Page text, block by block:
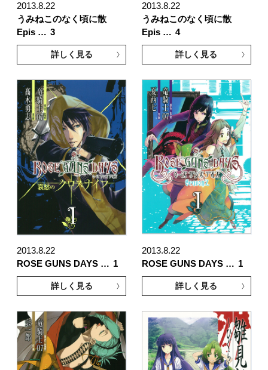
2013.8.22
うみねこのなく頃に散
Epis … 3
詳しく見る
2013.8.22
うみねこのなく頃に散
Epis … 4
詳しく見る
2013.8.22
ROSE GUNS DAYS … 1
詳しく見る
2013.8.22
ROSE GUNS DAYS … 1
詳しく見る